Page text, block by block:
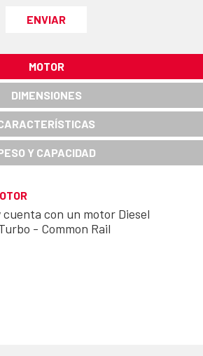
ENVIAR
MOTOR
DIMENSIONES
Y CAPACIDAD
con un motor Diesel
- Common Rail